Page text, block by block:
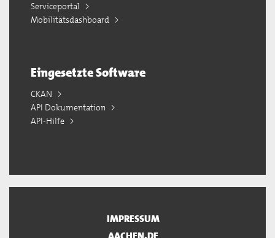
Serviceportal
Mobilitätsdashboard
Eingesetzte Software
CKAN
API Dokumentation
API-Hilfe
IMPRESSUM